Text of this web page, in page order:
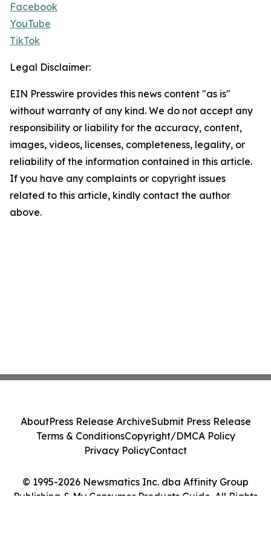
Facebook
YouTube
TikTok
Legal Disclaimer:
EIN Presswire provides this news content "as is"
without warranty of any kind. We do not accept any
responsibility or liability for the accuracy, content,
images, videos, licenses, completeness, legality, or
reliability of the information contained in this article.
If you have any complaints or copyright issues
related to this article, kindly contact the author
above.
© 1995-2026 Newsmatics Inc. dba Affinity Group
Publishing & My Consumer Products Guide. All Rights
AboutPress Release ArchiveSubmit Press Release
Terms & ConditionsCopyright/DMCA Policy
Privacy PolicyContact